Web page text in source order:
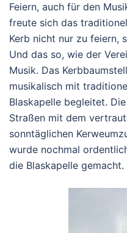
Feiern, auch für den
freute sich das
Kerb nicht nur zu feiern,
Und das so, wie der
Musik. Das
musikalisch mit
Blaskapelle begleitet.
Straßen mit dem
sonntäglichen
wurde nochmal
die Blaskapelle gemacht.